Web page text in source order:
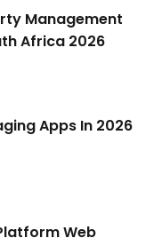
Management
Africa 2026
Apps In 2026
Web